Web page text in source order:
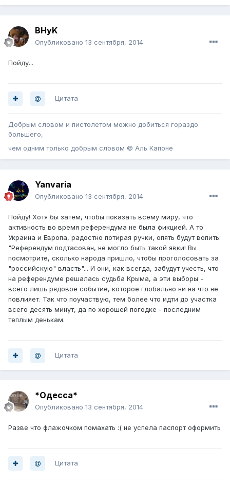
BHyK
Опубликовано 13 сентября, 2014
Пойду...
Цитата
Добрым словом и пистолетом можно добиться гораздо
большего,
чем одним только добрым словом © Аль Капоне
Yanvaria
Опубликовано 13 сентября, 2014
Пойду! Хотя бы затем, чтобы показать всему миру, что
активность во время референдума не была фикцией. А то
Украина и Европа, радостно потирая ручки, опять будут вопить:
"Референдум подтасован, не могло быть такой явки! Вы
посмотрите, сколько народа пришло, чтобы проголосовать за
"российскую" власть"... И они, как всегда, забудут учесть, что
на референдуме решалась судьба Крыма, а эти выборы -
всего лишь рядовое событие, которое глобально ни на что не
повлияет. Так что поучаствую, тем более что идти до участка
всего десять минут, да по хорошей погодке - последним
теплым денькам.
Цитата
*Одесса*
Опубликовано 13 сентября, 2014
Разве что флажочком помахать :( не успела паспорт оформить
Цитата